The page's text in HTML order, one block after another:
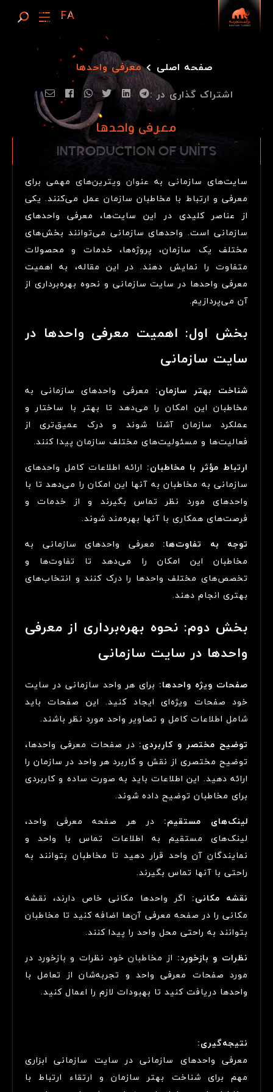
صفحه اصلی
معرفی واحدها
اشتراک گذاری در :
معرفی واحدها
INTRODUCTION OF
UNITS
INTRODUCTION OF UNITS
سایت‌های سازمانی به عنوان ویترین‌های مهمی برای
معرفی و ارتباط با مخاطبان سازمان عمل می‌کنند. یکی
از عناصر کلیدی در این سایت‌ها، معرفی واحدهای
سازمانی است. واحدهای سازمانی می‌توانند بخش‌های
مختلف یک سازمان، پروژه‌ها، خدمات و محصولات
متفاوت را نمایش دهند. در این مقاله، به اهمیت
معرفی واحدها در سایت سازمانی و نحوه بهره‌برداری از
آن می‌پردازیم.
بخش اول: اهمیت معرفی واحدها در
سایت سازمانی
شناخت بهتر سازمان: معرفی واحدهای سازمانی به
مخاطبان این امکان را می‌دهد تا بهتر با ساختار و
عملکرد سازمان آشنا شوند و درک عمیق‌تری از
فعالیت‌ها و مسئولیت‌های مختلف سازمان پیدا کنند.
ارتباط مؤثر با مخاطبان: ارائه اطلاعات کامل واحدهای
سازمانی به مخاطبان به آنها این امکان را می‌دهد تا با
واحدهای مورد نظر تماس بگیرند و از خدمات و
فرصت‌های همکاری با آنها بهره‌مند شوند.
توجه به تفاوت‌ها: معرفی واحدهای سازمانی به
مخاطبان این امکان را می‌دهد تا تفاوت‌ها و
تخصص‌های مختلف واحدها را درک کنند و انتخاب‌های
بهتری انجام دهند.
بخش دوم: نحوه بهره‌برداری از معرفی
واحدها در سایت سازمانی
صفحات ویژه واحدها: برای هر واحد سازمانی در سایت
خود صفحات ویژه‌ای ایجاد کنید. این صفحات باید
شامل اطلاعات کامل و تصاویر واحد مورد نظر باشند.
توضیح مختصر و کاربردی: در صفحات معرفی واحدها،
توضیح مختصری از نقش و کاربرد هر واحد در سازمان را
ارائه دهید. این اطلاعات باید به صورت ساده و کاربردی
برای مخاطبان توضیح داده شوند.
لینک‌های مستقیم: در هر صفحه معرفی واحد،
لینک‌های مستقیم به اطلاعات تماس با واحد و
نمایندگان آن واحد قرار دهید تا مخاطبان بتوانند به
راحتی با آنها تماس بگیرند.
نقشه مکانی: اگر واحدها مکانی خاص دارند، نقشه
مکانی را در صفحه معرفی آن‌ها اضافه کنید تا مخاطبان
بتوانند به راحتی محل واحد را پیدا کنند.
نظرات و بازخورد: از مخاطبان خود نظرات و بازخورد در
مورد صفحات معرفی واحد و تجربه‌شان از تعامل با
واحدها دریافت کنید تا بهبودات لازم را اعمال کنید.
نتیجه‌گیری:
معرفی واحدهای سازمانی در سایت سازمانی ابزاری
مهم برای شناخت بهتر سازمان و ارتقاء ارتباط با